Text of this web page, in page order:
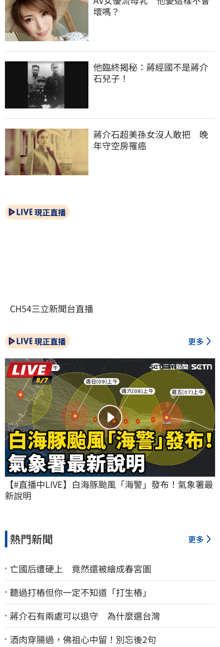
壞嗎？
他臨終揭秘：蔣經國不是蔣介
石兒子！
蔣介石超美孫女沒人敢把　晚
年守空房罹癌
現正直播
CH54三立新聞台直播
現正直播 更多
【#直播中LIVE】白海豚颱風「海警」發布！氣象署最
新說明
熱門新聞 更多
亡國后遭硬上 竟然還被繪成春宮圖
聽過打樁但你一定不知道「打生樁」
蔣介石有兩處可以退守 為什麼選台灣
酒肉穿腸過，佛祖心中留！別忘後2句